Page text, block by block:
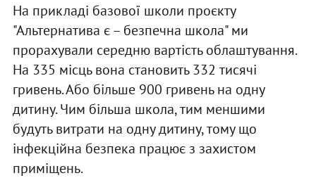
На прикладі базової школи проєкту
"Альтернатива є – безпечна школа" ми
прорахували середню вартість облаштування.
На 335 місць вона становить 332 тисячі
гривень. Або більше 900 гривень на одну
дитину. Чим більша школа, тим меншими
будуть витрати на одну дитину, тому що
інфекційна безпека працює з захистом
приміщень.